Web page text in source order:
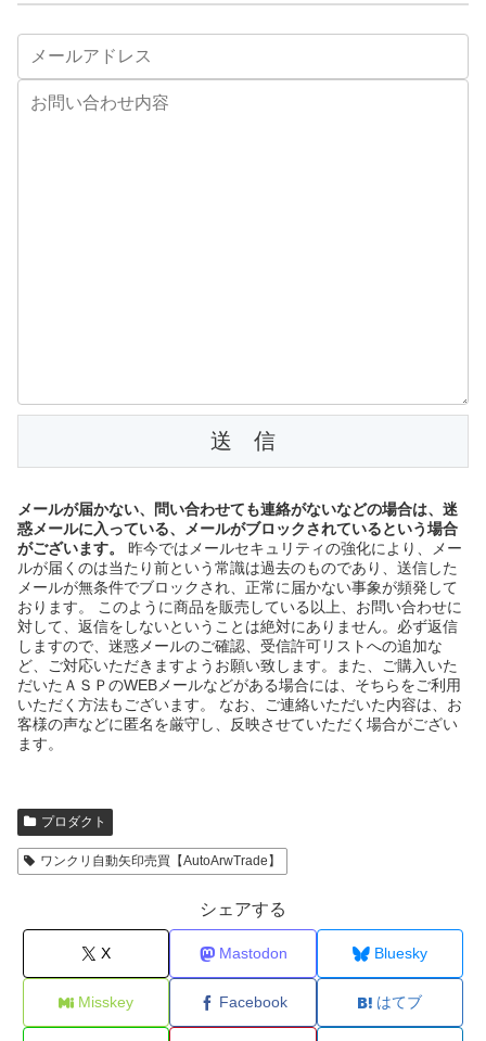
メールが届かない、問い合わせても連絡がないなどの場合は、迷
惑メールに入っている、メールがブロックされているという場合
がございます。
昨今ではメールセキュリティの強化により、メー
ルが届くのは当たり前という常識は過去のものであり、送信した
メールが無条件でブロックされ、正常に届かない事象が頻発して
おります。 このように商品を販売している以上、お問い合わせに
対して、返信をしないということは絶対にありません。必ず返信
しますので、迷惑メールのご確認、受信許可リストへの追加な
ど、ご対応いただきますようお願い致します。また、ご購入いた
だいたＡＳＰのWEBメールなどがある場合には、そちらをご利用
いただく方法もございます。 なお、ご連絡いただいた内容は、お
客様の声などに匿名を厳守し、反映させていただく場合がござい
ます。
プロダクト
ワンクリ自動矢印売買【AutoArwTrade】
シェアする
X Mastodon Bluesky
Misskey Facebook はてブ